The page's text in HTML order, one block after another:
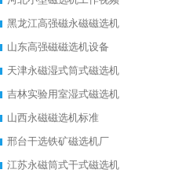
黑龙江高强磁永磁磁选机
山东高强磁磁选机设备
天津永磁湿式筒式磁选机
吉林实验用室湿式磁选机
山西永磁磁选机标准
邢台干选铁矿磁选机厂
江苏永磁筒式干式磁选机